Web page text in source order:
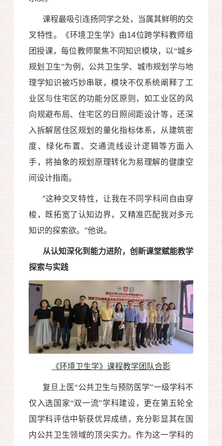
课程最吸引连扬同学之处，当属其鲜明的交
叉特性。《环境卫生学》由14位跨学科教师组
团授课，每位教师聚焦不同知识模块，以“城乡
规划卫生”为例，公共卫生学、城市规划学与地
理学知识被巧妙串联，模块不仅系统阐释了工
业区与住宅区的功能分区原则，如工业区的风
向规避布局、住宅区的日照间距设计等，还深
入拆解居住区规划的量化指标体系，从建筑密
度、绿化布置、交通流线设计逻辑等方面入
手，将抽象的规划原理转化为易理解的健康空
间设计指南。
“这种交叉特性，让我在不同学科间自由穿
梭，既拓宽了认知边界，又精准匹配我对多元
知识的探索欲。”他说。
从认知深化到能力进阶，创新课堂赋能教学
探索与实践
《环境卫生学》课程教学团队合影
复旦上医“公共卫生与预防医学”一级学科不
仅入选国家“双一流”学科建设，更在第五轮全
国学科评估中斩获优异成绩，充分彰显其在国
内公共卫生领域的顶尖实力。作为这一学科的